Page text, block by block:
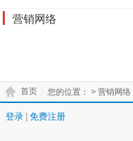
营销网络
您的位置：
首页 > 营销网络
登录 免费注册